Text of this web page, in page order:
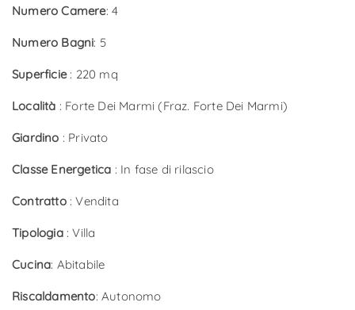
Numero Camere: 4
Numero Bagni: 5
Superficie : 220 mq
Località : Forte Dei Marmi (Fraz. Forte Dei Marmi)
Giardino : Privato
Classe Energetica : In fase di rilascio
Contratto : Vendita
Tipologia : Villa
Cucina: Abitabile
Riscaldamento: Autonomo